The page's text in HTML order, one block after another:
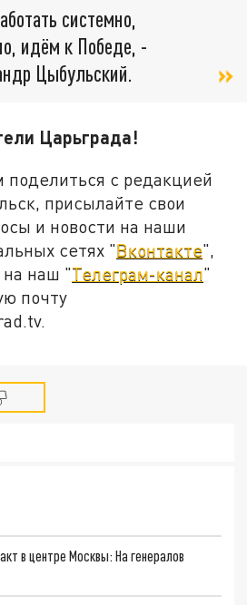
системно,
идём к Победе, -
Цыбульский.
Царьграда!
поделиться с редакцией
присылайте свои
и новости на наши
сетях "Вконтакте",
на наш "Телеграм-канал"
почту
в центре Москвы: На генералов